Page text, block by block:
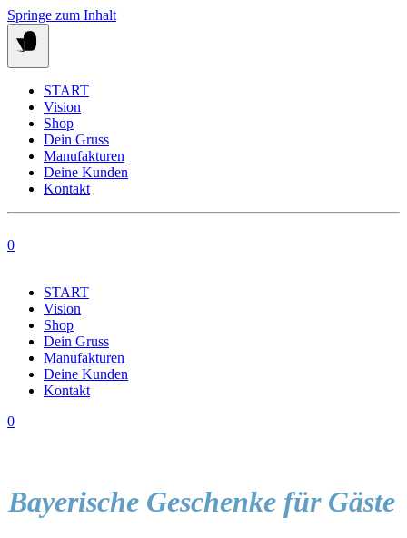
Springe zum Inhalt
START
Vision
Shop
Dein Gruss
Manufakturen
Deine Kunden
Kontakt
0
START
Vision
Shop
Dein Gruss
Manufakturen
Deine Kunden
Kontakt
0
Bayerische Geschenke für Gäste